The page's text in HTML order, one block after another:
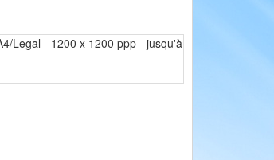
Legal - 1200 x 1200 ppp - jusqu'à